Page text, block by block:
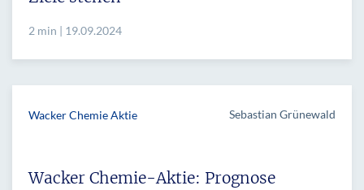
2 min | 19.09.2024
Wacker Chemie Aktie Sebastian Grünewald
Wacker Chemie-Aktie: Prognose